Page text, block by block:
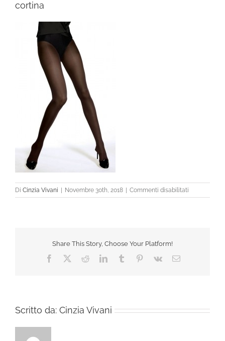
cortina
Di Cinzia Vivani Novembre 30th, 2018 Commenti disabilitati
cortina
Share This Story, Choose Your Platform!
Facebook RedditLinkedInTumblr Pinterest
Vk Email
Scritto da: Cinzia Vivani